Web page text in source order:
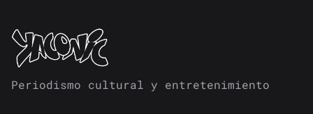
Periodismo cultural y entretenimiento